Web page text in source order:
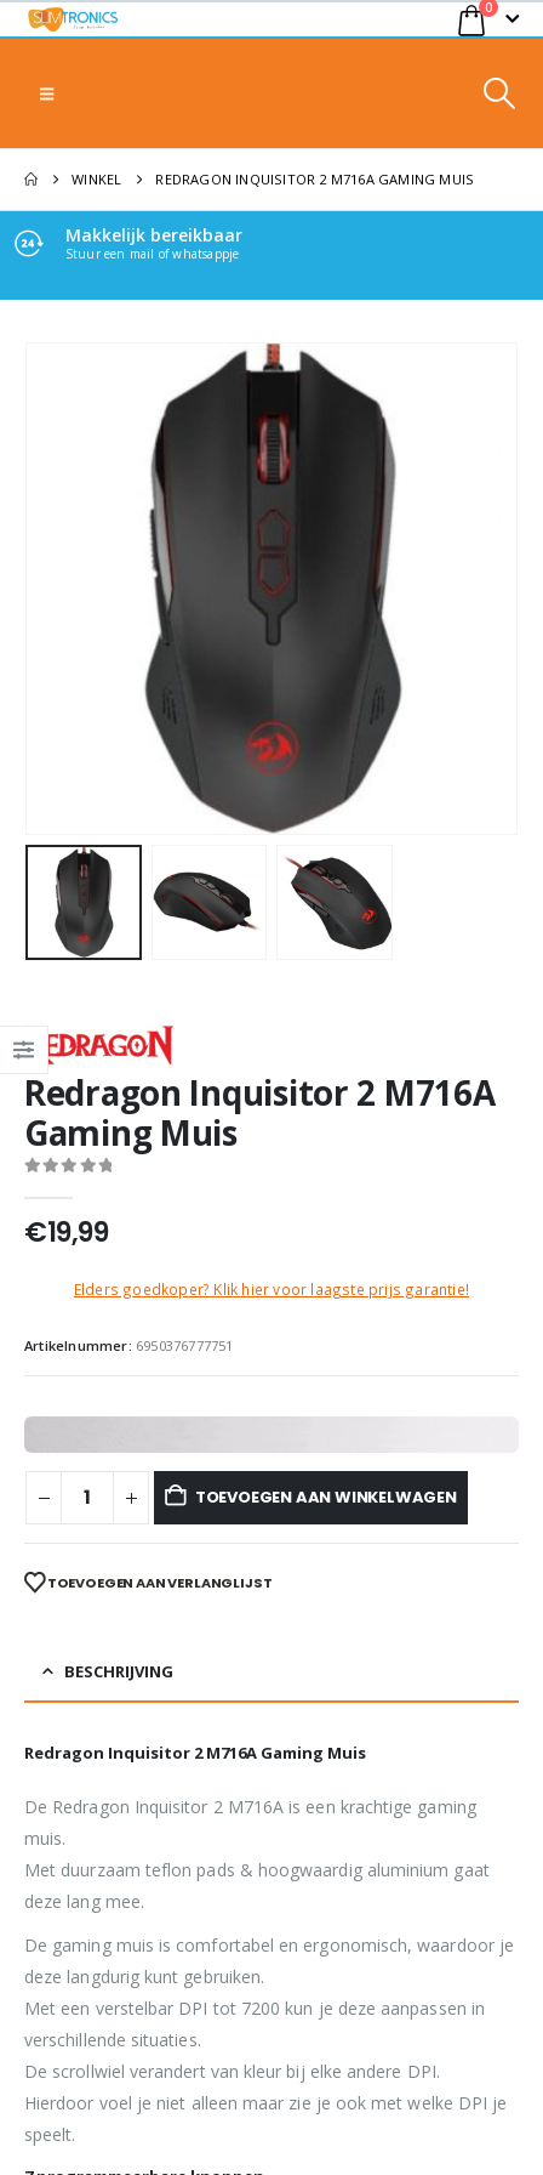
0
WINKEL REDRAGON INQUISITOR 2 M716A GAMING MUIS
Makkelijk bereikbaar
Stuur een mail of whatsappje
Redragon Inquisitor 2 M716A
Gaming Muis
€19,99
Elders goedkoper? Klik hier voor laagste prijs garantie!
Artikelnummer: 6950376777751
TOEVOEGEN AAN WINKELWAGEN
TOEVOEGEN AAN VERLANGLIJST
BESCHRIJVING
Redragon Inquisitor 2 M716A Gaming Muis
De Redragon Inquisitor 2 M716A is een krachtige gaming
muis.
Met duurzaam teflon pads & hoogwaardig aluminium gaat
deze lang mee.
De gaming muis is comfortabel en ergonomisch, waardoor je
deze langdurig kunt gebruiken.
Met een verstelbar DPI tot 7200 kun je deze aanpassen in
verschillende situaties.
De scrollwiel verandert van kleur bij elke andere DPI.
Hierdoor voel je niet alleen maar zie je ook met welke DPI je
speelt.